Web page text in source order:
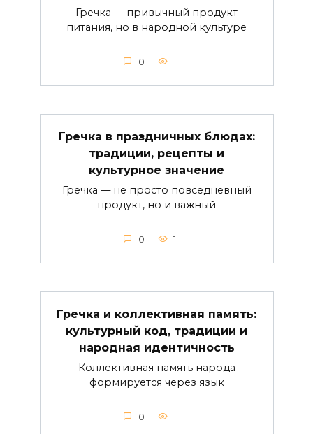
Гречка — привычный продукт
питания, но в народной культуре
0 1
Гречка в праздничных блюдах:
традиции, рецепты и
культурное значение
Гречка — не просто повседневный
продукт, но и важный
0 1
Гречка и коллективная память:
культурный код, традиции и
народная идентичность
Коллективная память народа
формируется через язык
0 1